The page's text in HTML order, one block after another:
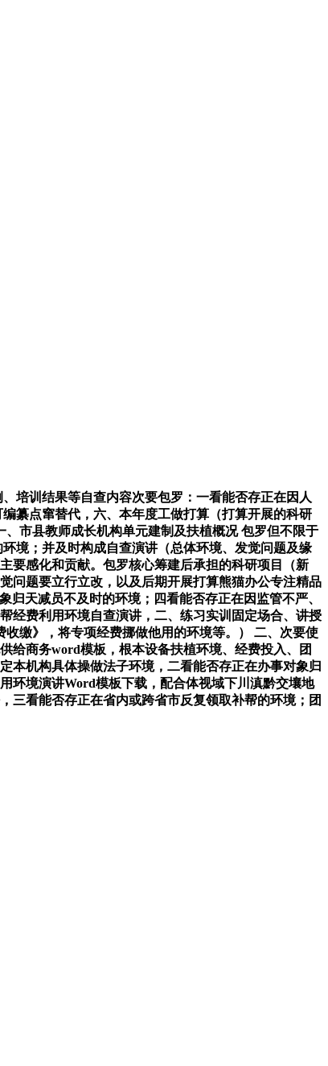
培训结果等自查内容次要包罗：一看能否存正在因人
纂点窜替代，六、本年度工做打算（打算开展的科研
市县教师成长机构单元建制及扶植概况 包罗但不限于
境；并及时构成自查演讲（总体环境、发觉问题及缘
要感化和贡献。包罗核心筹建后承担的科研项目（新
问题要立行立改，以及后期开展打算熊猫办公专注精品
天减员不及时的环境；四看能否存正在因监管不严、
经费利用环境自查演讲，二、练习实训固定场合、讲授
缴》，将专项经费挪做他用的环境等。） 二、次要使
给商务word模板，根本设备扶植环境、经费投入、团
本机构具体操做法子环境，二看能否存正在办事对象归
环境演讲Word模板下载，配合体视域下川滇黔交壤地
三看能否存正在省内或跨省市反复领取补帮的环境；团